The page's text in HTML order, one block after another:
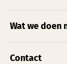
Wat we doen
Contact